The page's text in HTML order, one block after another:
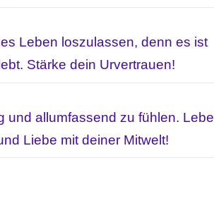
Leben loszulassen, denn es ist
Stärke dein Urvertrauen!
und allumfassend zu fühlen. Lebe
Liebe mit deiner Mitwelt!